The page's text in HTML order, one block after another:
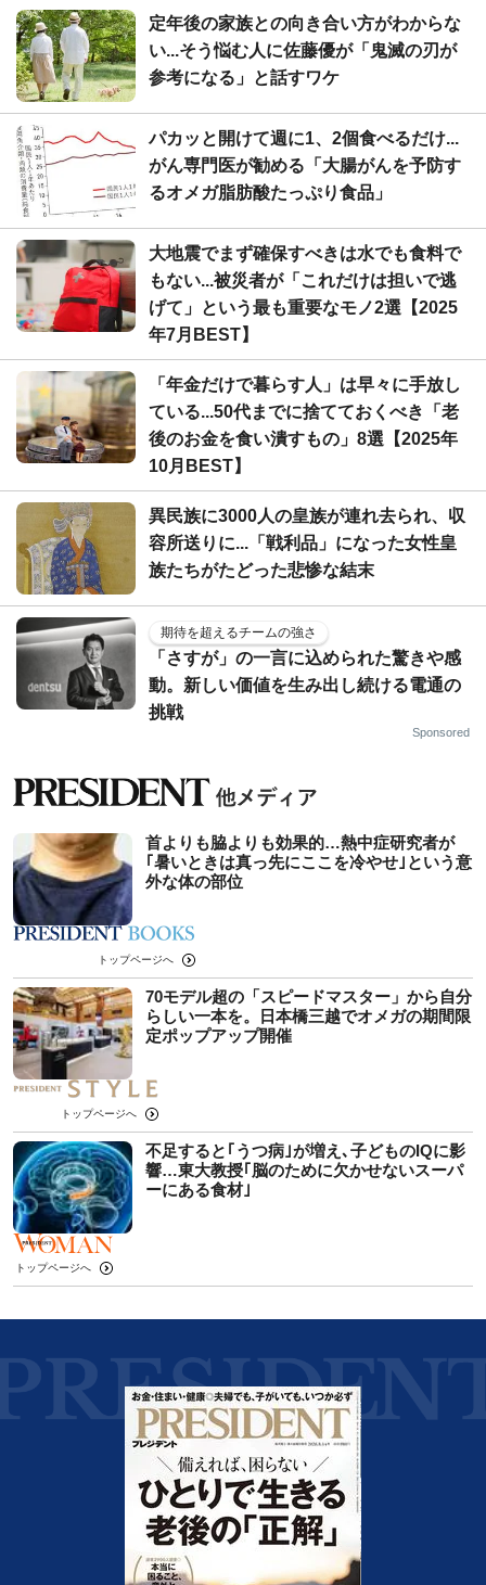
定年後の家族との向き合い方がわからな
い...そう悩む人に佐藤優が「鬼滅の刃が
参考になる」と話すワケ
パカッと開けて週に1、2個食べるだけ...
がん専門医が勧める「大腸がんを予防す
るオメガ脂肪酸たっぷり食品」
大地震でまず確保すべきは水でも食料で
もない...被災者が「これだけは担いで逃
げて」という最も重要なモノ2選【2025
年7月BEST】
「年金だけで暮らす人」は早々に手放し
ている...50代までに捨てておくべき「老
後のお金を食い潰すもの」8選【2025年
10月BEST】
異民族に3000人の皇族が連れ去られ、収
容所送りに...「戦利品」になった女性皇
族たちがたどった悲惨な結末
期待を超えるチームの強さ
「さすが」の一言に込められた驚きや感
動。新しい価値を生み出し続ける電通の
挑戦
Sponsored
首よりも脇よりも効果的…熱中症研究者が
｢暑いときは真っ先にここを冷やせ｣という意
外な体の部位
トップページへ
70モデル超の「スピードマスター」から自分
らしい一本を。日本橋三越でオメガの期間限
定ポップアップ開催
トップページへ
不足すると｢うつ病｣が増え､子どものIQに影
響…東大教授｢脳のために欠かせないスーパ
ーにある食材｣
トップページへ